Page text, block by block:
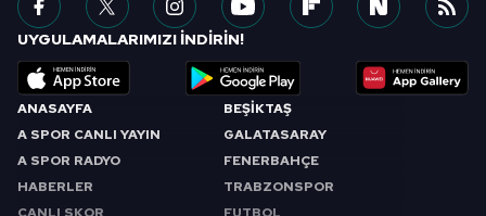
ANASAYFA
A SPOR CANLI YAYIN
A SPOR RADYO
HABERLER
BEŞİKTAŞ
GALATASARAY
FENERBAHÇE
TRABZONSPOR
UYGULAMALARIMIZI İNDİRİN!